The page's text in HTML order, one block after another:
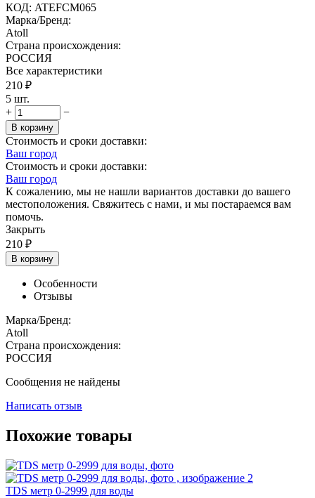
КОД: ATEFCM065
Марка/Бренд:
Atoll
Страна происхождения:
РОССИЯ
Все характеристики
210 ₽
5 шт.
+
−
В корзину
Стоимость и сроки доставки:
Ваш город
Стоимость и сроки доставки:
Ваш город
К сожалению, мы не нашли вариантов доставки до вашего
местоположения. Свяжитесь с нами, и мы постараемся вам
помочь.
Закрыть
210 ₽
В корзину
Особенности
Отзывы
Марка/Бренд:
Atoll
Страна происхождения:
РОССИЯ
Сообщения не найдены
Написать отзыв
Похожие товары
TDS метр 0-2999 для воды